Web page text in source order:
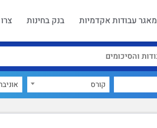
מאגר עבודות אקדמיות בנק בחינות
קורס